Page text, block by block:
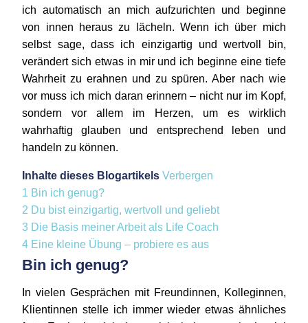
ich automatisch an mich aufzurichten und beginne
von innen heraus zu lächeln. Wenn ich über mich
selbst sage, dass ich einzigartig und wertvoll bin,
verändert sich etwas in mir und ich beginne eine tiefe
Wahrheit zu erahnen und zu spüren. Aber nach wie
vor muss ich mich daran erinnern – nicht nur im Kopf,
sondern vor allem im Herzen, um es wirklich
wahrhaftig glauben und entsprechend leben und
handeln zu können.
Inhalte dieses Blogartikels Verbergen
1 Bin ich genug?
2 Du bist einzigartig, wertvoll und geliebt
3 Die Basis meiner Arbeit als Life Coach
4 Eine kleine Übung – probiere es aus
Bin ich genug?
In vielen Gesprächen mit Freundinnen, Kolleginnen,
Klientinnen stelle ich immer wieder etwas ähnliches